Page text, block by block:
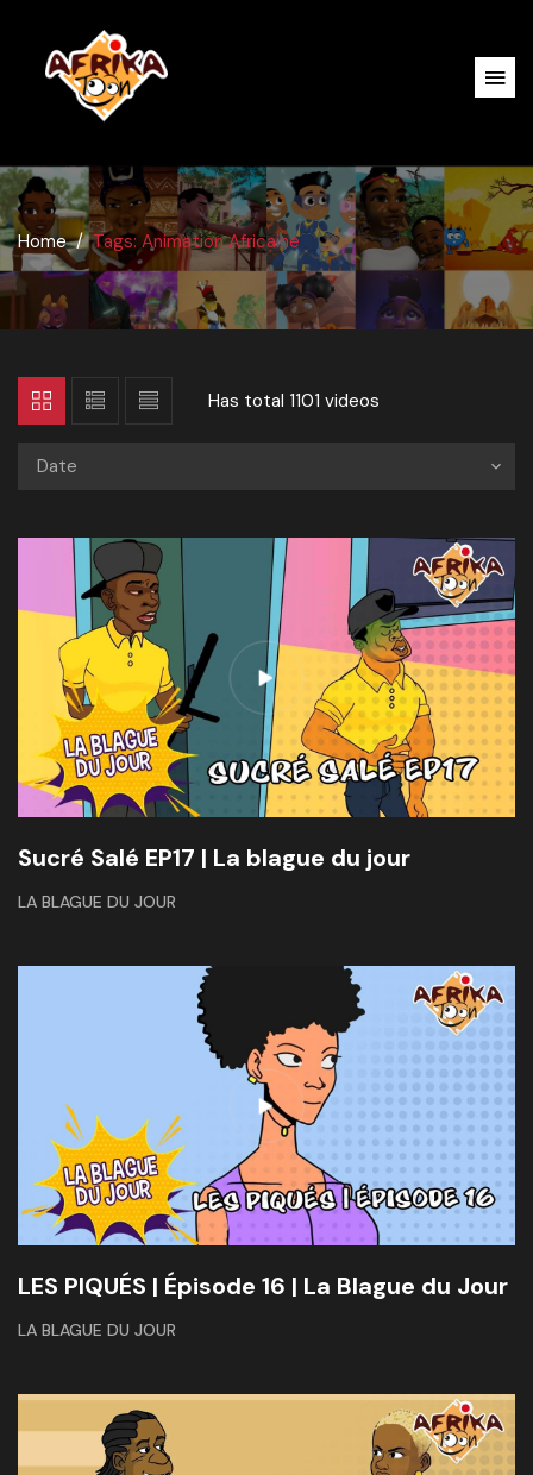
Home Tags: Animation Africaine
Has total 1101 videos
Date
Sucré Salé EP17 | La blague du jour
LA BLAGUE DU JOUR
LES PIQUÉS | Épisode 16 | La Blague du Jour
LA BLAGUE DU JOUR